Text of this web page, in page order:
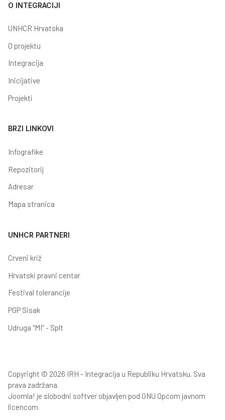
O INTEGRACIJI
UNHCR Hrvatska
O projektu
Integracija
Inicijative
Projekti
BRZI LINKOVI
Infografike
Repozitorij
Adresar
Mapa stranica
UNHCR PARTNERI
Crveni križ
Hrvatski pravni centar
Festival tolerancije
PGP Sisak
Udruga "MI" - Splt
Copyright © 2026 IRH - Integracija u Republiku Hrvatsku. Sva
prava zadržana.
Joomla! je slobodni softver objavljen pod GNU Općom javnom
licencom.